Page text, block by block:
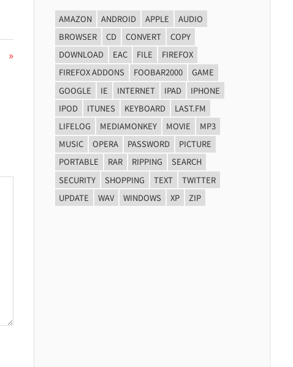
AMAZON ANDROID APPLE
AUDIO
BROWSER
CD CONVERT
COPY
DOWNLOAD
EAC FILE
FIREFOX
FIREFOX ADDONS
FOOBAR2000
GAME
GOOGLE
IE INTERNET IPAD
IPHONE
IPOD
ITUNES KEYBOARD
LAST.FM
LIFELOG
MEDIAMONKEY MOVIE
MP3
MUSIC
OPERA PASSWORD
PICTURE
PORTABLE
RAR RIPPING
SEARCH
SECURITY
SHOPPING TEXT
TWITTER
UPDATE
WAV WINDOWS XP ZIP